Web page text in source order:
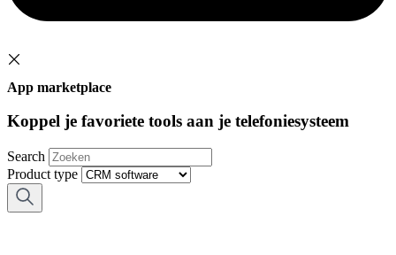
App marketplace
Koppel je favoriete tools aan je telefoniesysteem
Search
Product type